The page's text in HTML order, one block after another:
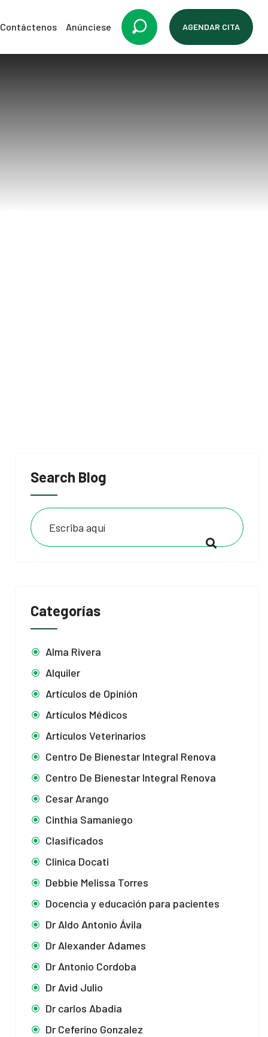
Contáctenos Anúnciese AGENDAR CITA
Search Blog
Categorías
Alma Rivera
Alquiler
Artículos de Opinión
Artículos Médicos
Artículos Veterinarios
Centro De Bienestar Integral Renova
Centro De Bienestar Integral Renova
Cesar Arango
Cinthia Samaniego
Clasificados
Clinica Docati
Debbie Melissa Torres
Docencia y educación para pacientes
Dr Aldo Antonio Ávila
Dr Alexander Adames
Dr Antonio Cordoba
Dr Avid Julio
Dr carlos Abadia
Dr Ceferino Gonzalez